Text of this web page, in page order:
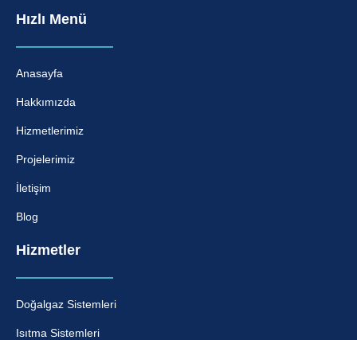
Hızlı Menü
Anasayfa
Hakkımızda
Hizmetlerimiz
Projelerimiz
İletişim
Blog
Hizmetler
Doğalgaz Sistemleri
Isıtma Sistemleri